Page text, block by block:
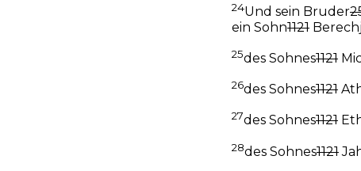
24Und sein Bruder
ein Sohn1121
25des Sohnes1121
26des Sohnes1121
27des Sohnes1121
28des Sohnes1121